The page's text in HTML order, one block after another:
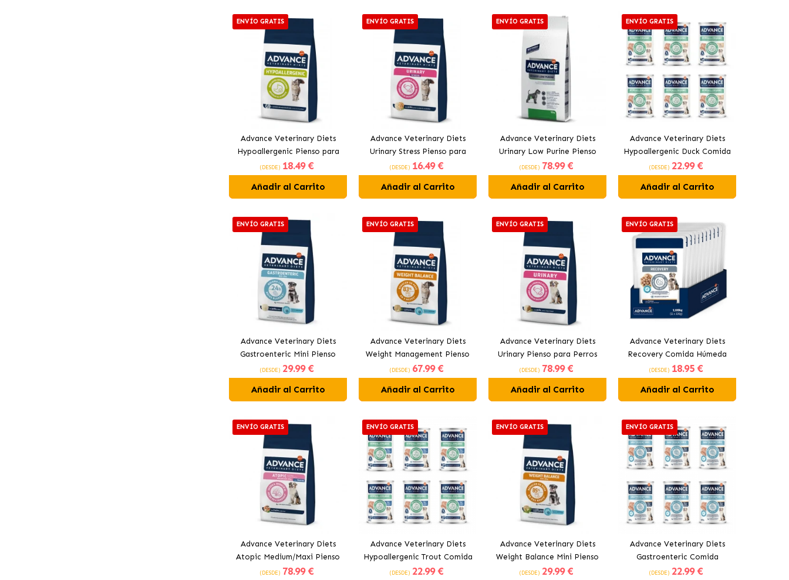
ENVÍO GRATIS
Advance Veterinary Diets
Hypoallergenic Pienso para
Gatos
(DESDE) 18.49 €
Añadir al Carrito
ENVÍO GRATIS
Advance Veterinary Diets
Urinary Stress Pienso para
Gatos con Pollo
(DESDE) 16.49 €
Añadir al Carrito
ENVÍO GRATIS
Advance Veterinary Diets
Urinary Low Purine Pienso
para Perros
(DESDE) 78.99 €
Añadir al Carrito
ENVÍO GRATIS
Advance Veterinary Diets
Hypoallergenic Duck Comida
Húmeda para Perros con
Pato
(DESDE) 22.99 €
Añadir al Carrito
ENVÍO GRATIS
Advance Veterinary Diets
Gastroenteric Mini Pienso
Para Perros Pequeños
(DESDE) 29.99 €
Añadir al Carrito
ENVÍO GRATIS
Advance Veterinary Diets
Weight Management Pienso
para Gatos con Pavo
(DESDE) 67.99 €
Añadir al Carrito
ENVÍO GRATIS
Advance Veterinary Diets
Urinary Pienso para Perros
con Pollo
(DESDE) 78.99 €
Añadir al Carrito
ENVÍO GRATIS
Advance Veterinary Diets
Recovery Comida Húmeda
para Perros y Gatos
(DESDE) 18.95 €
Añadir al Carrito
ENVÍO GRATIS
Advance Veterinary Diets
Atopic Medium/Maxi Pienso
para Perros Medianos y
(DESDE) 78.99 €
ENVÍO GRATIS
Advance Veterinary Diets
Hypoallergenic Trout Comida
Húmeda para Perros con
(DESDE) 22.99 €
ENVÍO GRATIS
Advance Veterinary Diets
Weight Balance Mini Pienso
Para Perros Pequeños
(DESDE) 29.99 €
ENVÍO GRATIS
Advance Veterinary Diets
Gastroenteric Comida
Húmeda para Perros
(DESDE) 22.99 €